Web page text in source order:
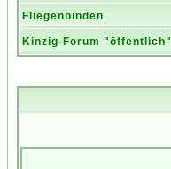
Fliegenbinden
Kinzig-Forum "öffentlich"